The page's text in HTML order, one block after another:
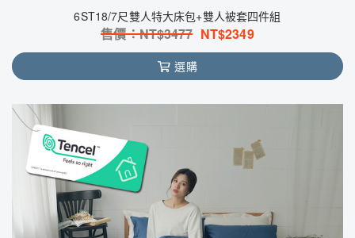
6ST18/7尺雙人特大床包+雙人被套四件組
售價：NT$3477 NT$2349
選購